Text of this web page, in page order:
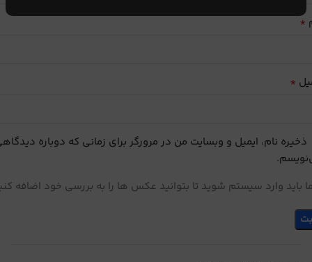
*
*
ذخیره نام، ایمیل و وبسایت من در مرورگر برای زمانی که دوباره
باید وارد سیستم شوید تا بتوانید عکس ها را به بررسی خود اضافه